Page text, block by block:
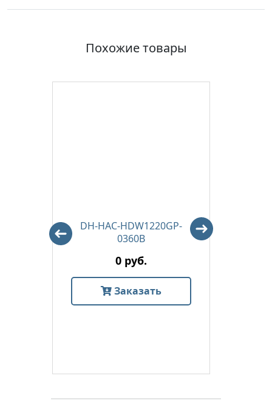
Похожие товары
DH-HAC-HDW1220GP-
0360B
0 руб.
Заказать